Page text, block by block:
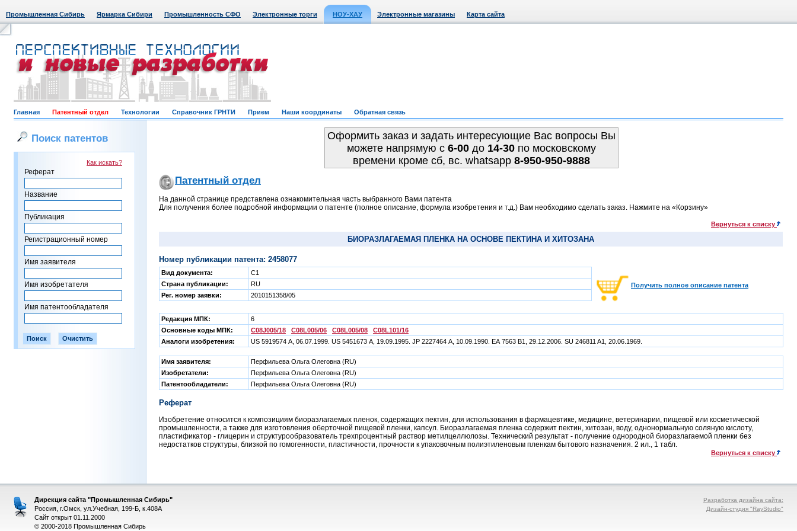
Промышленная Сибирь Ярмарка Сибири Промышленность СФО Электронные торги НОУ-ХАУ Электронные магазины Карта сайта
Главная Патентный отдел Технологии Справочник ГРНТИ Прием Наши координаты Обратная связь
Поиск патентов
Как искать?
Реферат
Название
Публикация
Регистрационный номер
Имя заявителя
Имя изобретателя
Имя патентообладателя
Оформить заказ и задать интересующие Вас вопросы Вы
можете напрямую c 6-00до 14-30по московскому
времени кроме сб, вс. whatsapp 8-950-950-9888
Патентный отдел
На данной странице представлена ознакомительная часть выбранного Вами патента
Для получения более подробной информации о патенте (полное описание, формула изобретения и т.д.) Вам необходимо сделать заказ. Нажмите на «Корзину»
Вернуться к списку
БИОРАЗЛАГАЕМАЯ ПЛЕНКА НА ОСНОВЕ ПЕКТИНА И ХИТОЗАНА
Номер публикации патента: 2458077
Вид документа:
C1
Страна публикации:
RU
Рег. номер заявки:
2010151358/05
Получить полное описание патента
Редакция МПК:
6
Основные коды МПК:
C08J005/18 C08L005/06 C08L005/08
C08L101/16
Аналоги изобретения:
US 5919574 А, 06.07.1999. US 5451673 А, 19.09.1995. JP 2227464 А, 10.09.1990. ЕА 7563 B1, 29.12.2006. SU 246811 A1, 20.06.1969.
Имя заявителя:
Перфильева Ольга Олеговна (RU)
Изобретатели:
Перфильева Ольга Олеговна (RU)
Патентообладатели:
Перфильева Ольга Олеговна (RU)
Реферат
Изобретение относится к композициям биоразлагаемых пленок, содержащих пектин, для использования в фармацевтике, медицине, ветеринарии, пищевой или косметической
промышленности, а также для изготовления оберточной пищевой пленки, капсул. Биоразлагаемая пленка содержит пектин, хитозан, воду, однонормальную соляную кислоту,
пластификатор - глицерин и структурообразователь трехпроцентный раствор метилцеллюлозы. Технический результат - получение однородной биоразлагаемой пленки без
недостатков структуры, близкой по гомогенности, пластичности, прочности к упаковочным полиэтиленовым пленкам бытового назначения. 2 ил., 1 табл.
Вернуться к списку
Дирекция сайта "Промышленная Сибирь"
Россия, г.Омск, ул.Учебная, 199-Б, к.408А
Сайт открыт 01.11.2000
© 2000-2018 Промышленная Сибирь
Разработка дизайна сайта:
Дизайн-студия "RayStudio"